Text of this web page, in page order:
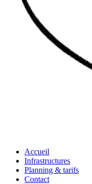
Accueil
Infrastructures
Planning & tarifs
Contact